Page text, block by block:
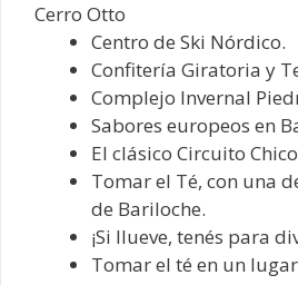
Cerro Otto
Centro de Ski Nórdico.
Confitería Giratoria y
Complejo Invernal
Sabores europeos en
El clásico Circuito
Tomar el Té, con una
de Bariloche.
¡Si llueve, tenés para
Tomar el té en un